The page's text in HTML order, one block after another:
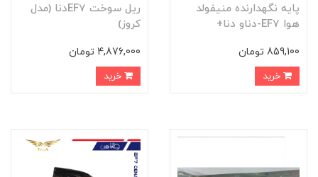
پايه نگهدارنده منيفولد
هوا EF7-دناو دنا+
859,100 تومان
ريل سوخت EF7دنا (مدل
کروز)
4,876,000 تومان